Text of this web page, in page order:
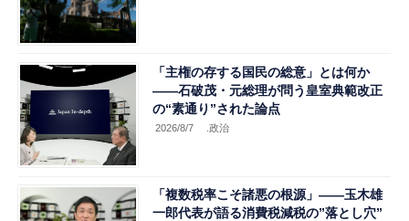
「主権の存する国民の総意」とは何か
――石破茂・元総理が問う皇室典範改正
の“素通り”された論点
2026/8/7 .政治
「複数税率こそ諸悪の根源」――玉木雄
一郎代表が語る消費税減税の”落とし穴”